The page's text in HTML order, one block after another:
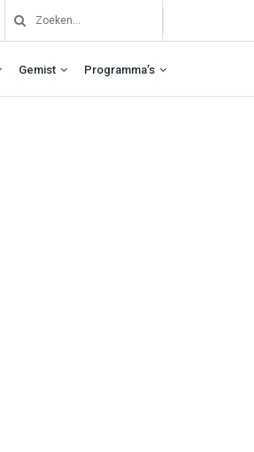
Gemist Programma’s